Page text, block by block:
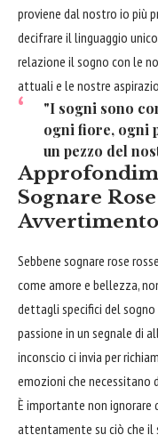
proviene dal nostro io più
decifrare il linguaggio
relazione il sogno con le
attuali e le nostre
"I sogni sono
ogni fiore, ogni
un pezzo del
Sognare
Avvertimento
Sebbene sognare rose
come amore e bellezza,
dettagli specifici del
passione in un segnale di
inconscio ci invia per
emozioni che necessitano
È importante non
attentamente su ciò che il